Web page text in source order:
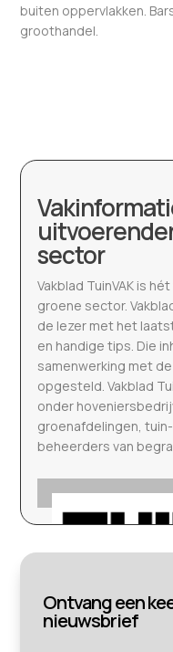
buiten oppervlakken.
groothandel.
sector
Vakblad TuinVAK is
groene sector.
de lezer met het
en handige tips. Die
samenwerking met
opgesteld. Vakblad
onder
groenafdelingen,
beheerders van
Ontvang een
nieuwsbrief